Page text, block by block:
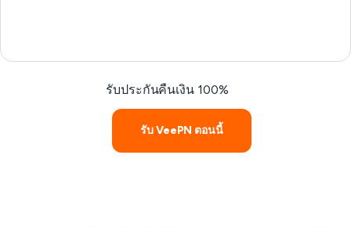
รับประกันคืนเงิน 100%
รับ VeePN ตอนนี้